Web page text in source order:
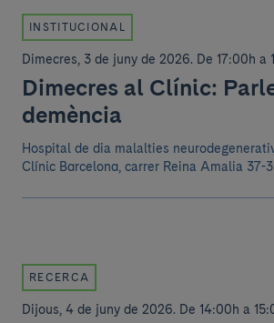
INSTITUCIONAL
Dimecres, 3 de juny de 2026. De 17:00h a
Dimecres al Clínic:
demència
Hospital de dia malalties
Clínic Barcelona, carrer Reina Amalia 37-
RECERCA
Dijous, 4 de juny de 2026. De 14:00h a